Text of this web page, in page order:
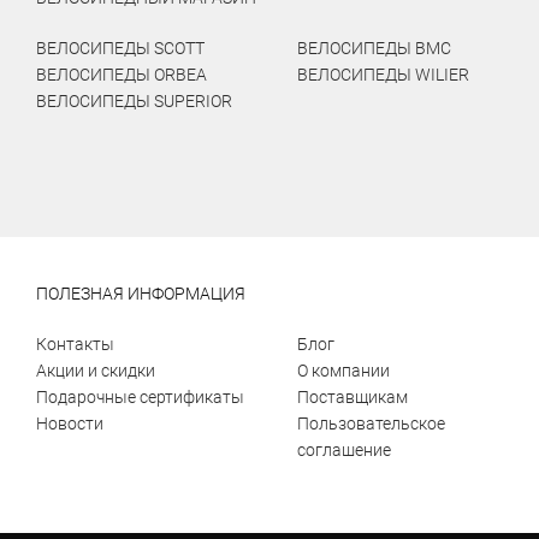
ВЕЛОСИПЕДЫ SCOTT
ВЕЛОСИПЕДЫ ORBEA
ВЕЛОСИПЕДЫ SUPERIOR
ВЕЛОСИПЕДЫ BMC
ВЕЛОСИПЕДЫ WILIER
ПОЛЕЗНАЯ ИНФОРМАЦИЯ
Контакты
Акции и скидки
Подарочные сертификаты
Новости
Блог
О компании
Поставщикам
Пользовательское
соглашение